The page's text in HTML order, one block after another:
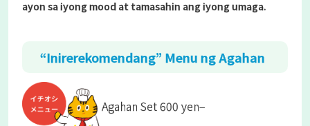
ayon sa iyong mood at tamasahin ang iyong umaga.
“Inirerekomendang” Menu ng Agahan
Agahan Set 600 yen–